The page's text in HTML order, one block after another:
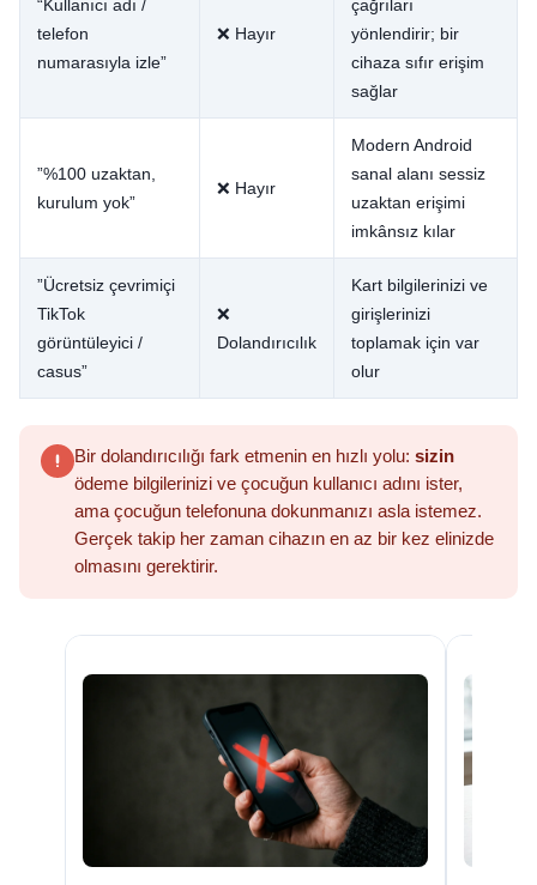
“Kullanıcı adı /
telefon
numarasıyla izle”
❌ Hayır
çağrıları
yönlendirir; bir
cihaza sıfır erişim
sağlar
”%100 uzaktan,
kurulum yok”
❌ Hayır
Modern Android
sanal alanı sessiz
uzaktan erişimi
imkânsız kılar
”Ücretsiz çevrimiçi
TikTok
görüntüleyici /
casus”
❌
Dolandırıcılık
Kart bilgilerinizi ve
girişlerinizi
toplamak için var
olur
Bir dolandırıcılığı fark etmenin en hızlı yolu: sizin
ödeme bilgilerinizi ve çocuğun kullanıcı adını ister,
ama çocuğun telefonuna dokunmanızı asla istemez.
Gerçek takip her zaman cihazın en az bir kez elinizde
olmasını gerektirir.